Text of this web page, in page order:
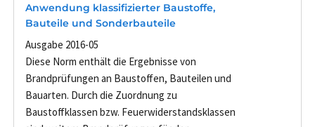
Anwendung klassifizierter Baustoffe,
Bauteile und Sonderbauteile
Ausgabe 2016-05
Diese Norm enthält die Ergebnisse von
Brandprüfungen an Baustoffen, Bauteilen und
Bauarten. Durch die Zuordnung zu
Baustoffklassen bzw. Feuerwiderstandsklassen